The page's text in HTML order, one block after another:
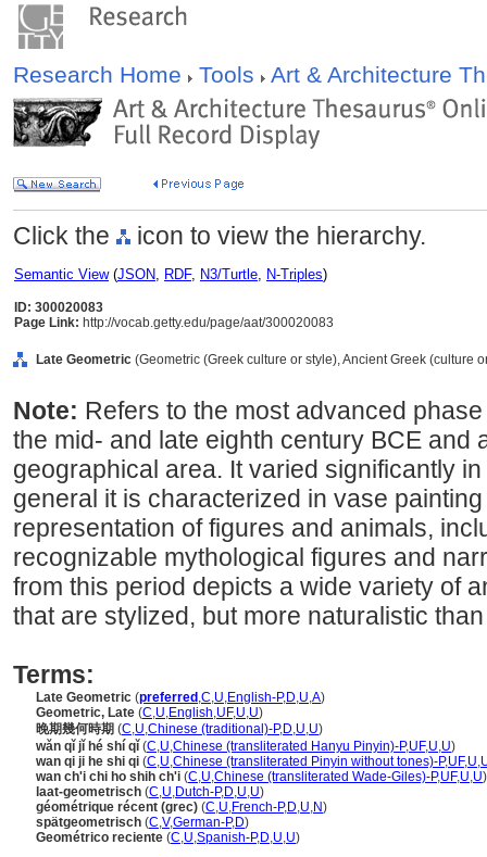
Research Home Tools Art & Architecture
Click the icon to view the hierarchy.
Semantic View(JSON, RDF, N3/Turtle, N-Triples)
ID: 300020083
Page Link: http://vocab.getty.edu/page/aat/300020083
Late Geometric (Geometric (Greek culture or style), Ancient Greek (culture
Note: Refers to the most advanced
the mid- and late eighth century BCE and
geographical area. It varied significantly
general it is characterized in vase
representation of figures and animals,
recognizable mythological figures and
from this period depicts a wide variety of
that are stylized, but more naturalistic
Terms:
Late Geometric (preferred ,C,U,English-P,D,U,A)
Geometric, Late (C,U,English,UF,U,U)
晚期幾何時期 (C,U,Chinese (traditional)-P,D,U,U)
wǎn qǐ jǐ hé shí qǐ (C,U,Chinese (transliterated Hanyu Pinyin)-P,UF,U,U)
wan qi ji he shi qi (C,U,Chinese (transliterated Pinyin without tones)-P,UF,U,
wan ch'i chi ho shih ch'i (C,U,Chinese (transliterated Wade-Giles)-P,UF,U,U)
laat-geometrisch (C,U,Dutch-P,D,U,U)
géométrique récent (grec) (C,U,French-P,D,U,N)
spätgeometrisch (C,V,German-P,D)
Geométrico reciente (C,U,Spanish-P,D,U,U)